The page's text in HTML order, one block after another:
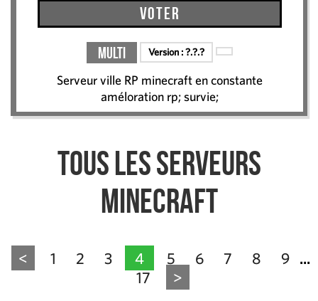
Voter
Multi Version :?.?.?
Serveur ville RP minecraft en constante
améloration rp; survie;
Tous les serveurs
Minecraft
< 1 2 3 4 5 6 7 8 9 ...
17 >